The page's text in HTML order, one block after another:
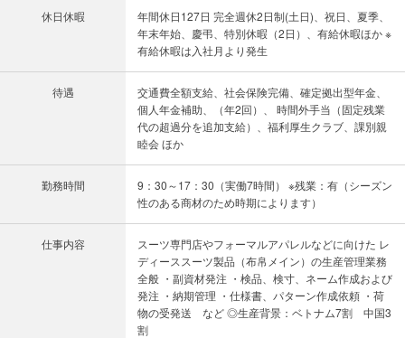
休日休暇
年間休日127日 完全週休2日制(土日)、祝日、夏季、
年末年始、慶弔、特別休暇（2日）、有給休暇ほか ※
有給休暇は入社月より発生
待遇
交通費全額支給、社会保険完備、確定拠出型年金、
個人年金補助、（年2回）、 時間外手当（固定残業
代の超過分を追加支給）、福利厚生クラブ、課別親
睦会 ほか
勤務時間
9：30～17：30（実働7時間） ※残業：有（シーズン
性のある商材のため時期によります）
仕事内容
スーツ専門店やフォーマルアパレルなどに向けた レ
ディーススーツ製品（布帛メイン）の生産管理業務
全般 ・副資材発注 ・検品、検寸、ネーム作成および
発注 ・納期管理 ・仕様書、パターン作成依頼 ・荷
物の受発送 など ◎生産背景：ベトナム7割 中国3
割